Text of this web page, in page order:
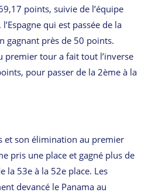
points, suivie de l’équipe
qui est passée de la
gagnant près de 50 points.
premier tour a fait tout l’inverse
pour passer de la 2ème à la
et son élimination au premier
pris une place et gagné plus de
la 53e à la 52e place. Les
devancé le Panama au